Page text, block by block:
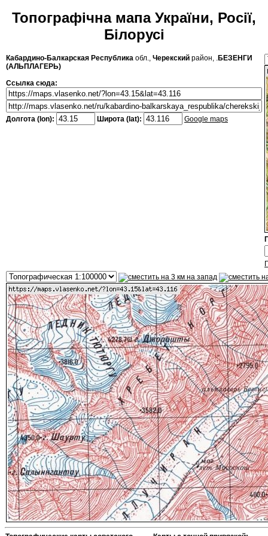
Топографічна мапа України, Росії,
Білорусі
Кабардино-Балкарская Республика обл., Черекский район, .БЕЗЕНГИ
(АЛЬПЛАГЕРЬ)
Ссылка сюда:
Долгота (lon): Широта (lat): Google maps